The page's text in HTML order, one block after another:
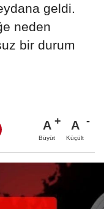
geldi.
neden
bir durum
A
Büyüt
A
Küçült